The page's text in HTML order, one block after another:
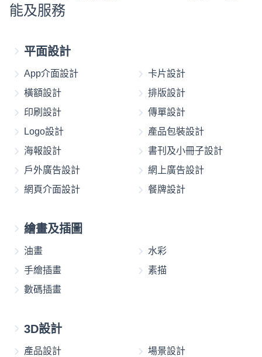
能及服務
平面設計
App介面設計
卡片設計
橫額設計
排版設計
印刷設計
傳單設計
Logo設計
產品包裝設計
海報設計
書刊及小冊子設計
戶外廣告設計
網上廣告設計
網頁介面設計
餐牌設計
繪畫及插圖
油畫
水彩
手繪插畫
素描
數碼插畫
3D設計
產品設計
場景設計